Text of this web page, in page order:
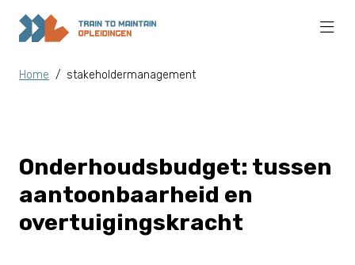
Home / stakeholdermanagement
Onderhoudsbudget: tussen
aantoonbaarheid en
overtuigingskracht